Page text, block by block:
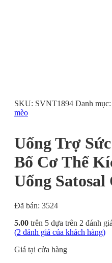
SKU: SVNT1894 Danh mục:
mèo
Uống Trợ
Bổ Cơ Thể
Uống
Đã bán: 3524
5.00 trên 5 dựa trên 2 đánh giá
(2 đánh giá của khách hàng)
Giá tại cửa hàng